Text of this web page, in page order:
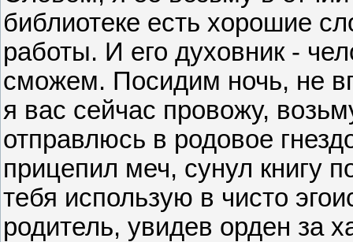
библиотеке есть хорошие
работы. И его духовник -
сможем. Посидим ночь, не
я вас сейчас провожу,
отправлюсь в родовое
прицепил меч, сунул книгу
тебя использую в чисто
родитель, увидев орден за